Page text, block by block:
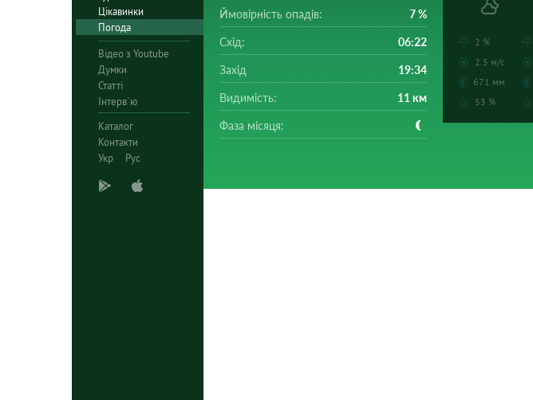
Цікавинки
Погода
Відео з Youtube
Думки
Статті
Інтерв`ю
Каталог
Контакти
Укр
Рус
Ймовірність опадів: 7 %
Схід: 06:22
Захід 19:34
Видимість: 11 км
Фаза місяця:
2 %
2.5 м/с
671 мм
53 %